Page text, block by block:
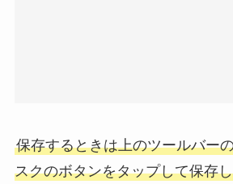
保存するときは上のツールバー
スクのボタンをタップして保存